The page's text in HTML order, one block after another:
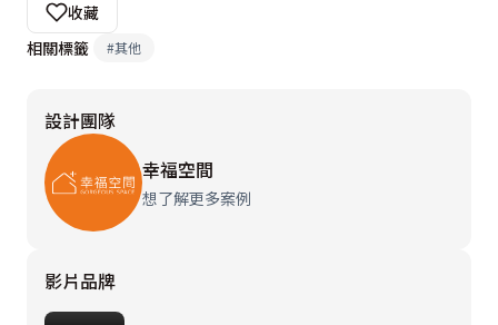
收藏
相關標籤
#其他
設計團隊
幸福空間
想了解更多案例
影片品牌